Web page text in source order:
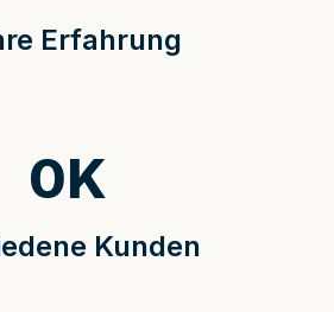
Erfahrung
Kunden
0K